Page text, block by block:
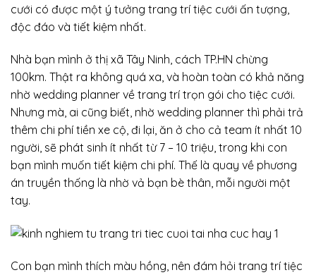
cưới có được một ý tưởng trang trí tiệc cưới ấn tượng,
độc đáo và tiết kiệm nhất.
Nhà bạn mình ở thị xã Tây Ninh, cách TP.HN chừng
100km. Thật ra không quá xa, và hoàn toàn có khả năng
nhờ wedding planner về trang trí trọn gói cho tiệc cưới.
Nhưng mà, ai cũng biết, nhờ wedding planner thì phải trả
thêm chi phí tiền xe cộ, đi lại, ăn ở cho cả team ít nhất 10
người, sẽ phát sinh ít nhất từ 7 – 10 triệu, trong khi con
bạn mình muốn tiết kiệm chi phí. Thế là quay về phương
án truyền thống là nhờ vả bạn bè thân, mỗi người một
tay.
Con bạn mình thích màu hồng, nên đám hỏi trang trí tiệc